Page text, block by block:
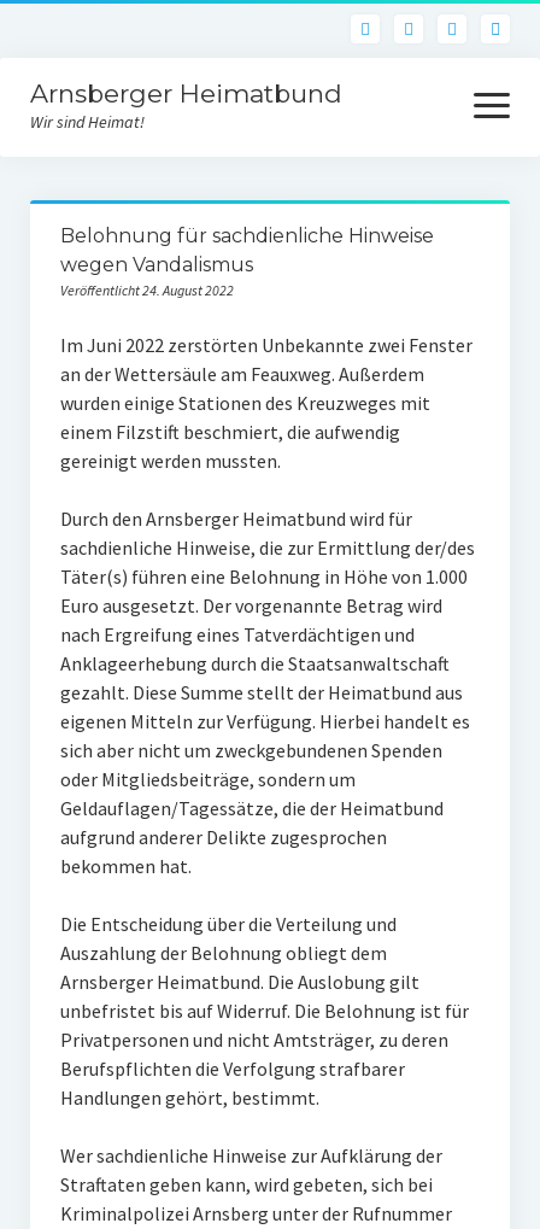
Arnsberger Heimatbund
Wir sind Heimat!
Menü
öffnen
Aktuelles
Archiv
Unsere Arbeit
Heimatbundraum
Historischer Weinberg
Obstbäume
Kräuterspirale
Sage von der ledernen Brücke – Version 1
Sage von der ledernen Brücke – Version 2
Thiergarten
Wedinghauser Chorherrentropfen
Feuerkorb und Windlicht mit Arnsberg-Motiven
Arnsberger Post
Fotogalerien
Über uns
Belohnung für sachdienliche Hinweise
wegen Vandalismus
Veröffentlicht 24. August 2022
Im Juni 2022 zerstörten Unbekannte zwei Fenster
an der Wettersäule am Feauxweg. Außerdem
wurden einige Stationen des Kreuzweges mit
einem Filzstift beschmiert, die aufwendig
gereinigt werden mussten.
Durch den Arnsberger Heimatbund wird für
sachdienliche Hinweise, die zur Ermittlung der/des
Täter(s) führen eine Belohnung in Höhe von 1.000
Euro ausgesetzt. Der vorgenannte Betrag wird
nach Ergreifung eines Tatverdächtigen und
Anklageerhebung durch die Staatsanwaltschaft
gezahlt. Diese Summe stellt der Heimatbund aus
eigenen Mitteln zur Verfügung. Hierbei handelt es
sich aber nicht um zweckgebundenen Spenden
oder Mitgliedsbeiträge, sondern um
Geldauflagen/Tagessätze, die der Heimatbund
aufgrund anderer Delikte zugesprochen
bekommen hat.
Die Entscheidung über die Verteilung und
Auszahlung der Belohnung obliegt dem
Arnsberger Heimatbund. Die Auslobung gilt
unbefristet bis auf Widerruf. Die Belohnung ist für
Privatpersonen und nicht Amtsträger, zu deren
Berufspflichten die Verfolgung strafbarer
Handlungen gehört, bestimmt.
Wer sachdienliche Hinweise zur Aufklärung der
Straftaten geben kann, wird gebeten, sich bei
Kriminalpolizei Arnsberg unter der Rufnummer